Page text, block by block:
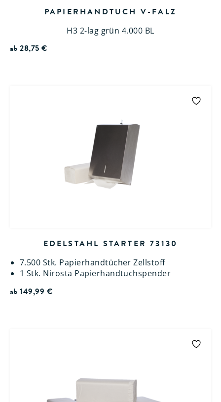
PAPIERHANDTUCH V-FALZ
H3 2-lag grün 4.000 BL
ab28,75€
EDELSTAHL STARTER 73130
7.500 Stk. Papierhandtücher Zellstoff
1 Stk. Nirosta Papierhandtuchspender
ab149,99 €